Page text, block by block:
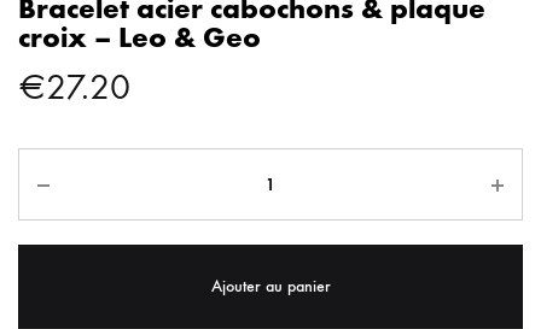
Bracelet acier cabochons & plaque
croix – Leo & Geo
€27.20
Ajouter au panier